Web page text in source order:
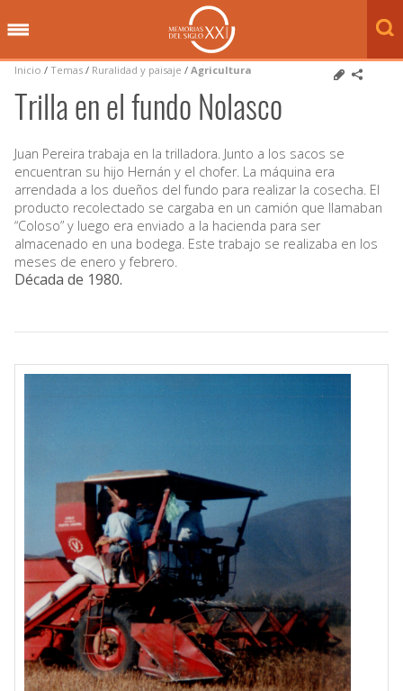
Inicio / Temas / Ruralidad y paisaje / Agricultura
Trilla en el fundo Nolasco
Juan Pereira trabaja en la trilladora. Junto a los sacos se
encuentran su hijo Hernán y el chofer. La máquina era
arrendada a los dueños del fundo para realizar la cosecha. El
producto recolectado se cargaba en un camión que llamaban
“Coloso” y luego era enviado a la hacienda para ser
almacenado en una bodega. Este trabajo se realizaba en los
meses de enero y febrero.
Década de 1980.